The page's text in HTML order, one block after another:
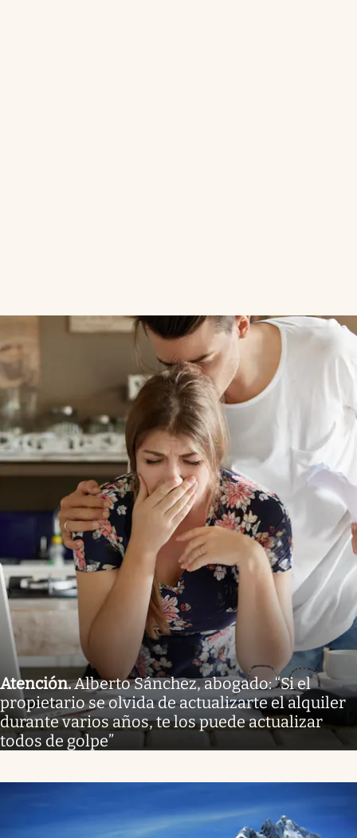
Atención.Alberto Sánchez, abogado: “Si el
propietario se olvida de actualizarte el alquiler
durante varios años, te los puede actualizar
todos de golpe”